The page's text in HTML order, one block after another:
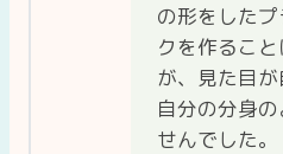
の形をした
クを作るこ
が、見た目が
自分の分身
せんでした。